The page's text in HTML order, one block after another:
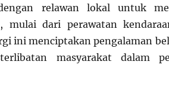
relawan lokal untuk
mulai dari perawatan
ini menciptakan pengalaman
masyarakat dalam